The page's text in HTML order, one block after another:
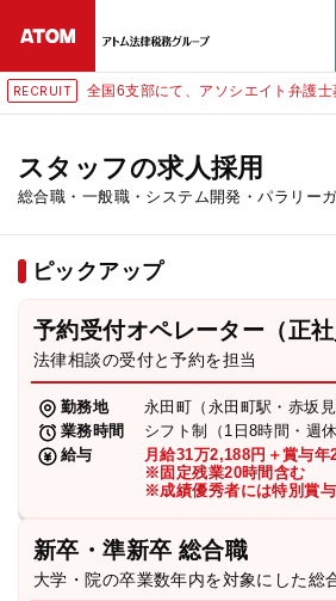
全国6支部にて、アソシエイト弁護士募集（
スタッフの求人採用
総合職・一般職・システム開発・パラリー
ピックアップ
予約受付オペレーター（正社
法律相談の受付と予約を担当
勤務地
永田町（永田町駅・赤坂見
業務時間
シフト制（1日8時間・週休
給与
月給31万2,188円＋賞与年
※固定残業20時間含む
※成績優秀者には特別賞与
新卒・準新卒 総合職
大学・院の卒業数年内を対象にした総
24時間365日全国
無料相談窓口はこちら
ホーム
取扱分野
解決実績
弁護士・税理士